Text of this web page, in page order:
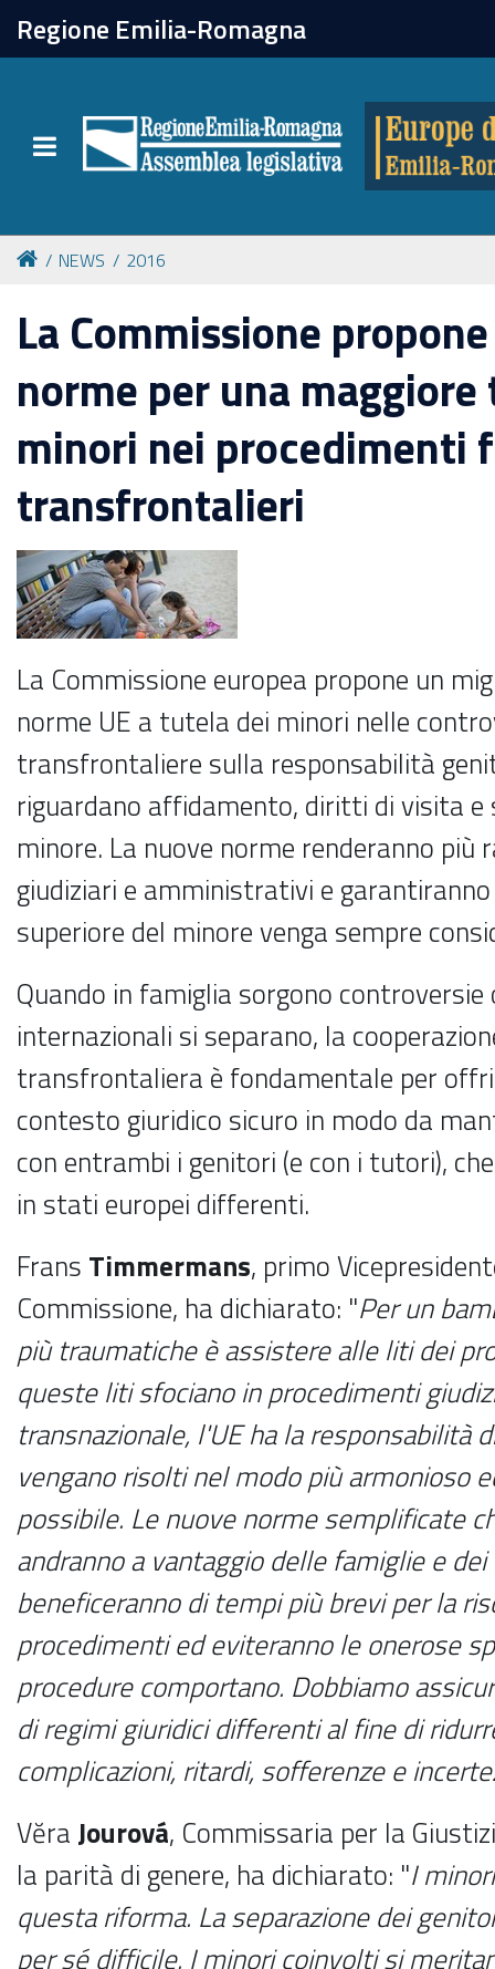
Regione Emilia-Romagna
Toggle navigation
chiudi
Attività
Formazione
Eventi
Tutte le notizie
Newsletter
NEWS 2016
La Commissione
norme per una
minori nei procedimenti
transfrontalieri
La Commissione europea propone un
norme UE a tutela dei minori nelle
transfrontaliere sulla responsabilità
riguardano affidamento, diritti di visita
minore. La nuove norme renderanno più
giudiziari e amministrativi e
superiore del minore venga sempre
Quando in famiglia sorgono controversie
internazionali si separano, la
transfrontaliera è fondamentale per
contesto giuridico sicuro in modo da
con entrambi i genitori (e con i tutori),
in stati europei differenti.
Frans Timmermans, primo
Commissione, ha dichiarato: "Per un
più traumatiche è assistere alle liti dei
queste liti sfociano in procedimenti
transnazionale, l'UE ha la responsabilità
vengano risolti nel modo più armonioso
possibile. Le nuove norme semplificate
andranno a vantaggio delle famiglie e
beneficeranno di tempi più brevi per la
procedimenti ed eviteranno le onerose
procedure comportano. Dobbiamo
di regimi giuridici differenti al fine di
complicazioni, ritardi, sofferenze e
Vĕra Jourová, Commissaria per la
la parità di genere, ha dichiarato: "I
questa riforma. La separazione dei
per sé difficile. I minori coinvolti si